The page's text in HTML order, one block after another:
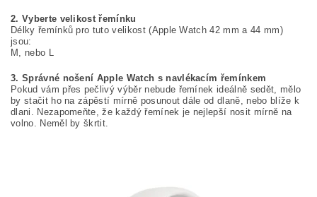
2. Vyberte velikost řemínku
Délky řemínků pro tuto velikost (Apple Watch 42 mm a 44 mm)
jsou:
M, nebo L
3. Správné nošení Apple Watch s navlékacím řemínkem
Pokud vám přes pečlivý výběr nebude řemínek ideálně sedět, mělo
by stačit ho na zápěstí mírně posunout dále od dlaně, nebo blíže k
dlani. Nezapomeňte, že každý řemínek je nejlepší nosit mírně na
volno. Neměl by škrtit.